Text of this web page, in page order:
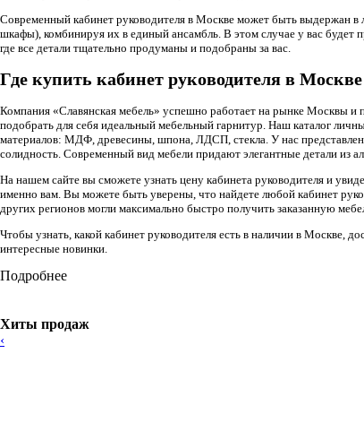
Современный кабинет руководителя в Москве может быть выдержан в
шкафы), комбинируя их в единый ансамбль. В этом случае у вас будет
где все детали тщательно продуманы и подобраны за вас.
Где купить кабинет руководителя в Москве
Компания «Славянская мебель» успешно работает на рынке Москвы и
подобрать для себя идеальный мебельный гарнитур. Наш каталог
материалов: МДФ, древесины, шпона, ЛДСП, стекла. У нас
солидность. Современный вид мебели придают элегантные детали
На нашем сайте вы сможете узнать цену кабинета руководителя и
именно вам. Вы можете быть уверены, что найдете любой кабинет
других регионов могли максимально быстро получить заказанную
Чтобы узнать, какой кабинет руководителя есть в наличии в Москве,
интересные новинки.
Подробнее
Хиты продаж
‹